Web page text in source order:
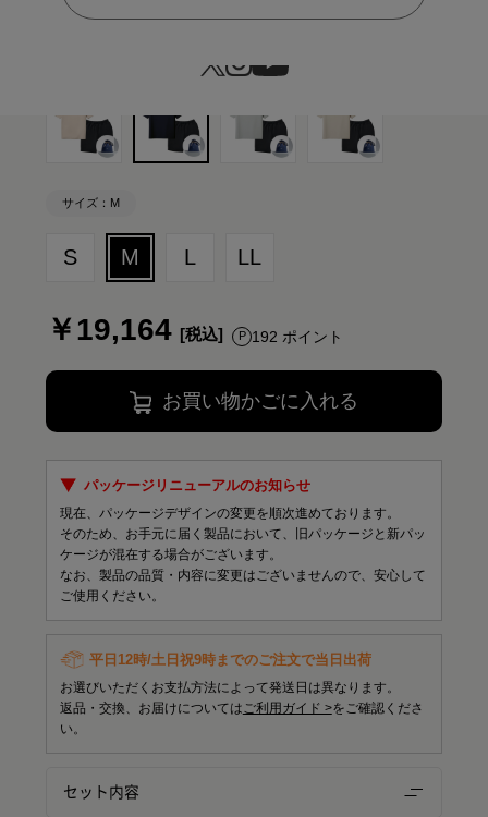
サイズ：M
S M L LL
￥19,164 192 ポイント
お買い物かごに入れる
パッケージリニューアルのお知らせ
現在、パッケージデザインの変更を順次進めております。
そのため、お手元に届く製品において、旧パッケージと新パッ
ケージが混在する場合がございます。
なお、製品の品質・内容に変更はございませんので、安心して
ご使用ください。
平日12時/土日祝9時までのご注文で当日出荷
お選びいただくお支払方法によって発送日は異なります。
返品・交換、お届けについてはご利用ガイド >をご確認くださ
い。
セット内容